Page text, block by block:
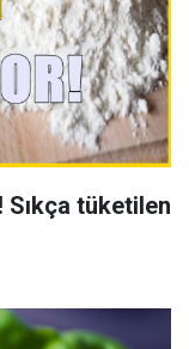
Sıkça tüketilen